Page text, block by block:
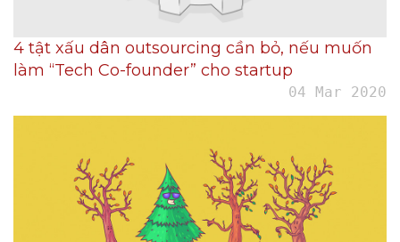
4 tật xấu dân outsourcing cần bỏ, nếu muốn
làm “Tech Co-founder” cho startup
04 Mar 2020